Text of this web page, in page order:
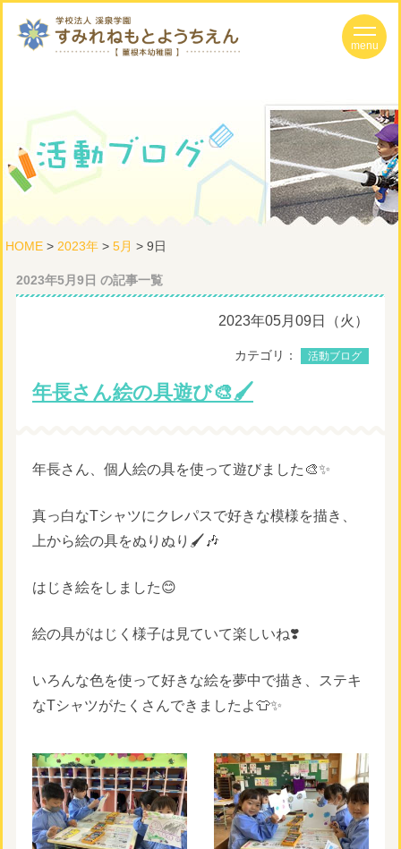
HOME> 2023年> 5月 > 9日
2023年5月9日 の記事一覧
2023年05月09日（火）
カテゴリ： 活動ブログ
年長さん絵の具遊び🎨🖌️
年長さん、個人絵の具を使って遊びました🎨✨
真っ白なTシャツにクレパスで好きな模様を描き、
上から絵の具をぬりぬり🖌️🎶
はじき絵をしました😊
絵の具がはじく様子は見ていて楽しいね❣️
いろんな色を使って好きな絵を夢中で描き、ステキ
なTシャツがたくさんできましたよ👕✨